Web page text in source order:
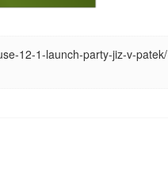
12-1-launch-party-jiz-v-patek/